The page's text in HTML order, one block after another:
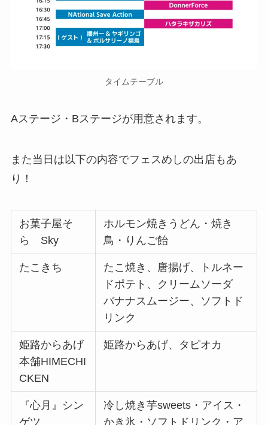
タイムテーブル
Aステージ・Bステージが用意されます。
また当日は以下の内容でフェスめしの出店もあ
り！
お菓子屋そ
ら Sky
ホルモン焼きうどん・焼き
鳥・りんご飴
たこきち
たこ焼き、唐揚げ、トルネー
ドポテト、クリームソーダ
バナナスムージー、ソフトド
リンク
姫路からあげ
本舗HIMECHI
CKEN
姫路からあげ、タピオカ
『心月』シン
ゲツ
冷し焼き芋sweets・アイス・
かき氷・ソフトドリンク・ア